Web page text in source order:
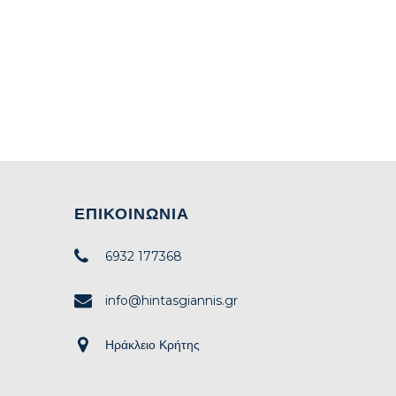
ΕΠΙΚΟΙΝΩΝΊΑ
6932 177368
info@hintasgiannis.gr
Ηράκλειο Κρήτης